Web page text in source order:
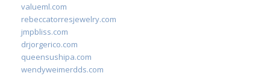
valueml.com
rebeccatorresjewelry.com
jmpbliss.com
drjorgerico.com
queensushipa.com
wendyweimerdds.com